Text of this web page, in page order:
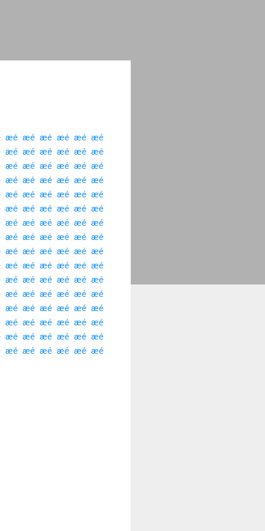
æé ­ æé ­ æé ­ æé ­ æé ­ æé ­
æé ­ æé ­ æé ­ æé ­ æé ­ æé ­
æé ­ æé ­ æé ­ æé ­ æé ­ æé ­
æé ­ æé ­ æé ­ æé ­ æé ­ æé ­
æé ­ æé ­ æé ­ æé ­ æé ­ æé ­
æé ­ æé ­ æé ­ æé ­ æé ­ æé ­
æé ­ æé ­ æé ­ æé ­ æé ­ æé ­
æé ­ æé ­ æé ­ æé ­ æé ­ æé ­
æé ­ æé ­ æé ­ æé ­ æé ­ æé ­
æé ­ æé ­ æé ­ æé ­ æé ­ æé ­
æé ­ æé ­ æé ­ æé ­ æé ­ æé ­
æé ­ æé ­ æé ­ æé ­ æé ­ æé ­
æé ­ æé ­ æé ­ æé ­ æé ­ æé ­
æé ­ æé ­ æé ­ æé ­ æé ­ æé ­
æé ­ æé ­ æé ­ æé ­ æé ­ æé ­
æé ­ æé ­ æé ­ æé ­ æé ­ æé ­